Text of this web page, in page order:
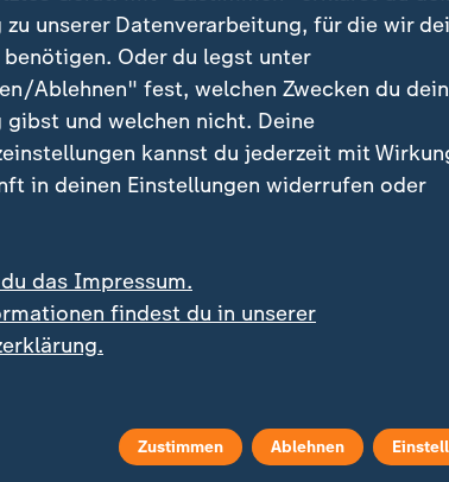
russische Kampfflugzeuge im estnischen
sich in einer Antwort auf die neuerliche
zu unserer Datenverarbeitung, für die wir
Oder du legst unter
Ablehnen" fest, welchen Zwecken du
gibst und welchen nicht. Deine
kannst du jederzeit mit
in deinen Einstellungen widerrufen oder
das Impressum.
findest du in unserer
Zustimmen Ablehnen